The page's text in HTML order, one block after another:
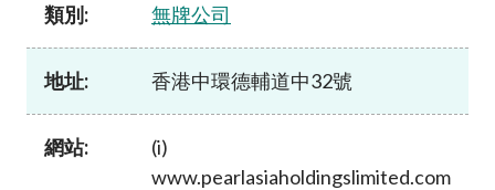
資料庫
新聞稿及公布
加入本會
類別: 無牌公司
地址: 香港中環德輔道中32號
網站:
(i)
www.pearlasiaholdingslimited.com